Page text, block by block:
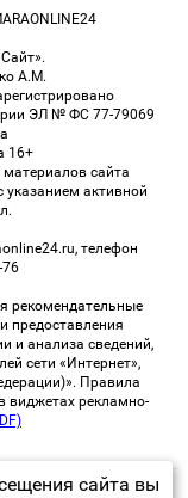
А.М.
ЭЛ № ФС 77-79069
16+
сайта
активной
телефон
76
рекомендательные
предоставления
и анализа сведений,
сети «Интернет»,
Правила
виджетах рекламно-
сайта вы